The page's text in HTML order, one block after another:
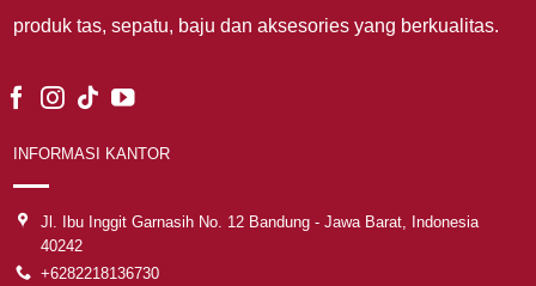
produk tas, sepatu, baju dan aksesories yang berkualitas.
INFORMASI KANTOR
Jl. Ibu Inggit Garnasih No. 12 Bandung - Jawa Barat, Indonesia
40242
+6282218136730